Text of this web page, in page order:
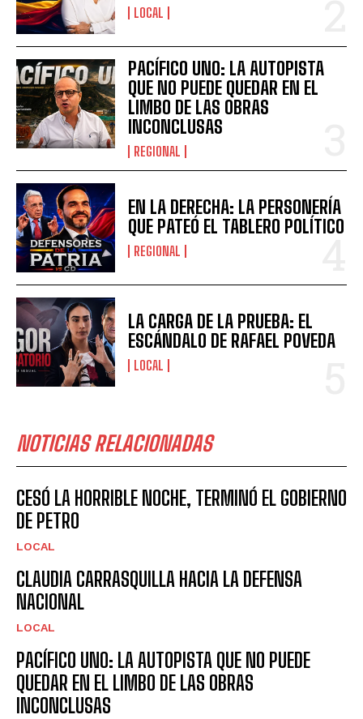
LOCAL
PACÍFICO UNO: LA AUTOPISTA
QUE NO PUEDE QUEDAR EN EL
LIMBO DE LAS OBRAS
INCONCLUSAS
REGIONAL
EN LA DERECHA: LA PERSONERÍA
QUE PATEÓ EL TABLERO POLÍTICO
REGIONAL
LA CARGA DE LA PRUEBA: EL
ESCÁNDALO DE RAFAEL POVEDA
LOCAL
NOTICIAS RELACIONADAS
CESÓ LA HORRIBLE NOCHE, TERMINÓ EL GOBIERNO
DE PETRO
LOCAL
CLAUDIA CARRASQUILLA HACIA LA DEFENSA
NACIONAL
LOCAL
PACÍFICO UNO: LA AUTOPISTA QUE NO PUEDE
QUEDAR EN EL LIMBO DE LAS OBRAS
INCONCLUSAS